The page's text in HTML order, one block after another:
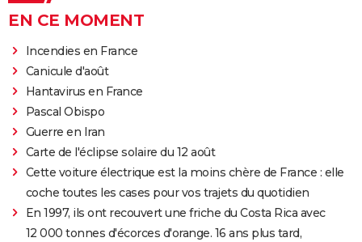
EN CE MOMENT
Incendies en France
Canicule d'août
Hantavirus en France
Pascal Obispo
Guerre en Iran
Carte de l'éclipse solaire du 12 août
Cette voiture électrique est la moins chère de France : elle
coche toutes les cases pour vos trajets du quotidien
En 1997, ils ont recouvert une friche du Costa Rica avec
12 000 tonnes d'écorces d'orange. 16 ans plus tard,